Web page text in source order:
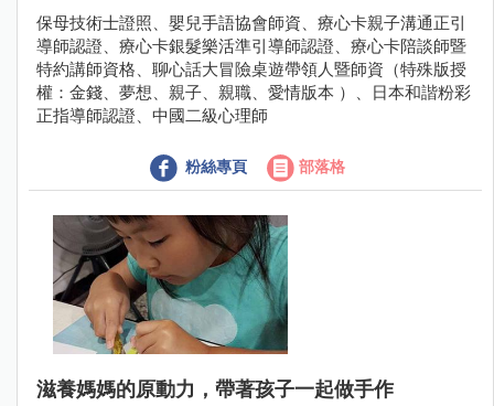
保母技術士證照、嬰兒手語協會師資、療心卡親子溝通正引
導師認證、療心卡銀髮樂活準引導師認證、療心卡陪談師暨
特約講師資格、聊心話大冒險桌遊帶領人暨師資（特殊版授
權：金錢、夢想、親子、親職、愛情版本 ）、日本和諧粉彩
正指導師認證、中國二級心理師
粉絲專頁 部落格
滋養媽媽的原動力，帶著孩子一起做手作